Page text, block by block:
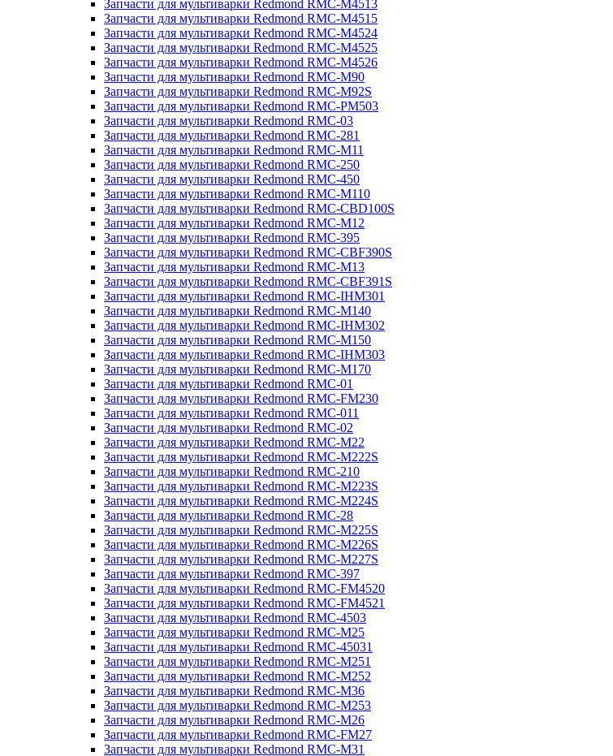
Запчасти для мультиварки Redmond RMC-M4513
Запчасти для мультиварки Redmond RMC-M4515
Запчасти для мультиварки Redmond RMC-M4524
Запчасти для мультиварки Redmond RMC-M4525
Запчасти для мультиварки Redmond RMC-M4526
Запчасти для мультиварки Redmond RMC-M90
Запчасти для мультиварки Redmond RMC-M92S
Запчасти для мультиварки Redmond RMC-PM503
Запчасти для мультиварки Redmond RMC-03
Запчасти для мультиварки Redmond RMC-281
Запчасти для мультиварки Redmond RMC-M11
Запчасти для мультиварки Redmond RMC-250
Запчасти для мультиварки Redmond RMC-450
Запчасти для мультиварки Redmond RMC-M110
Запчасти для мультиварки Redmond RMC-CBD100S
Запчасти для мультиварки Redmond RMC-M12
Запчасти для мультиварки Redmond RMC-395
Запчасти для мультиварки Redmond RMC-CBF390S
Запчасти для мультиварки Redmond RMC-M13
Запчасти для мультиварки Redmond RMC-CBF391S
Запчасти для мультиварки Redmond RMC-IHM301
Запчасти для мультиварки Redmond RMC-M140
Запчасти для мультиварки Redmond RMC-IHM302
Запчасти для мультиварки Redmond RMC-M150
Запчасти для мультиварки Redmond RMC-IHM303
Запчасти для мультиварки Redmond RMC-M170
Запчасти для мультиварки Redmond RMC-01
Запчасти для мультиварки Redmond RMC-FM230
Запчасти для мультиварки Redmond RMC-011
Запчасти для мультиварки Redmond RMC-02
Запчасти для мультиварки Redmond RMC-M22
Запчасти для мультиварки Redmond RMC-M222S
Запчасти для мультиварки Redmond RMC-210
Запчасти для мультиварки Redmond RMC-M223S
Запчасти для мультиварки Redmond RMC-M224S
Запчасти для мультиварки Redmond RMC-28
Запчасти для мультиварки Redmond RMC-M225S
Запчасти для мультиварки Redmond RMC-M226S
Запчасти для мультиварки Redmond RMC-M227S
Запчасти для мультиварки Redmond RMC-397
Запчасти для мультиварки Redmond RMC-FM4520
Запчасти для мультиварки Redmond RMC-FM4521
Запчасти для мультиварки Redmond RMC-4503
Запчасти для мультиварки Redmond RMC-M25
Запчасти для мультиварки Redmond RMC-45031
Запчасти для мультиварки Redmond RMC-M251
Запчасти для мультиварки Redmond RMC-M252
Запчасти для мультиварки Redmond RMC-M36
Запчасти для мультиварки Redmond RMC-M253
Запчасти для мультиварки Redmond RMC-M26
Запчасти для мультиварки Redmond RMC-FM27
Запчасти для мультиварки Redmond RMC-M31